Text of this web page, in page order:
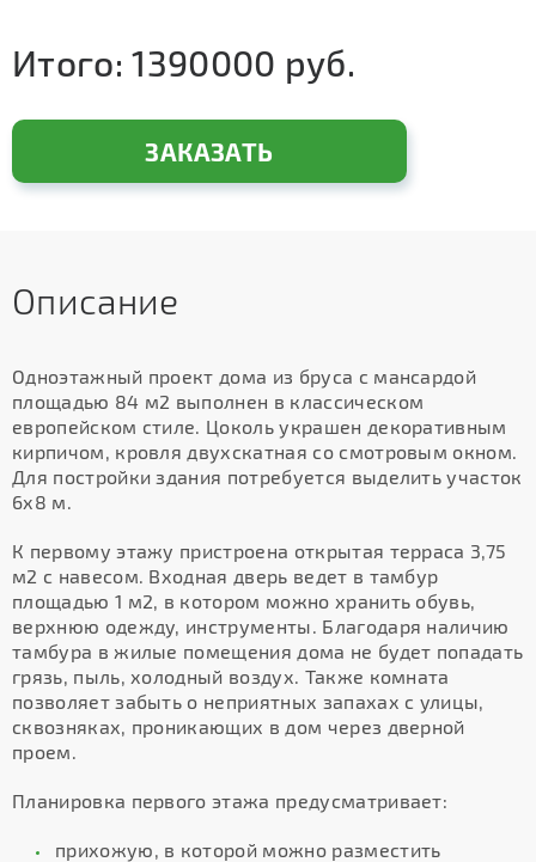
Итого:1390000 руб.
ЗАКАЗАТЬ
Описание
Одноэтажный проект дома из бруса с мансардой
площадью 84 м2 выполнен в классическом
европейском стиле. Цоколь украшен декоративным
кирпичом, кровля двухскатная со смотровым окном.
Для постройки здания потребуется выделить участок
6х8 м.
К первому этажу пристроена открытая терраса 3,75
м2 с навесом. Входная дверь ведет в тамбур
площадью 1 м2, в котором можно хранить обувь,
верхнюю одежду, инструменты. Благодаря наличию
тамбура в жилые помещения дома не будет попадать
грязь, пыль, холодный воздух. Также комната
позволяет забыть о неприятных запахах с улицы,
сквозняках, проникающих в дом через дверной
проем.
Планировка первого этажа предусматривает:
прихожую, в которой можно разместить